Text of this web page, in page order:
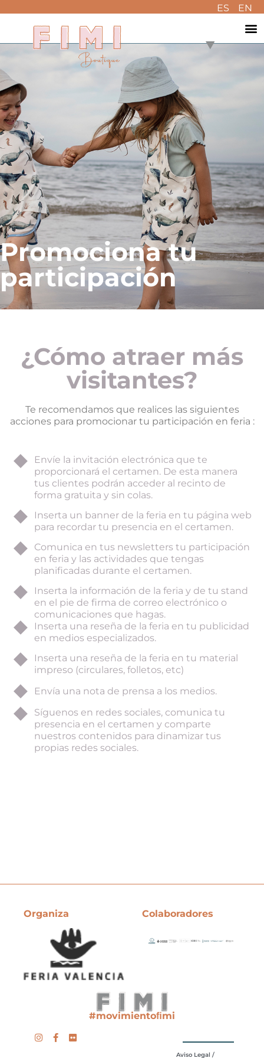
ES EN
Promociona tu
participación
¿Cómo atraer más
visitantes?
Te recomendamos que realices las siguientes
acciones para promocionar tu participación en feria :
Envíe la invitación electrónica que te
proporcionará el certamen. De esta manera
tus clientes podrán acceder al recinto de
forma gratuita y sin colas.
Inserta un banner de la feria en tu página web
para recordar tu presencia en el certamen.
Comunica en tus newsletters tu participación
en feria y las actividades que tengas
planificadas durante el certamen.
Inserta la información de la feria y de tu stand
en el pie de firma de correo electrónico o
comunicaciones que hagas.
Inserta una reseña de la feria en tu publicidad
en medios especializados.
Inserta una reseña de la feria en tu material
impreso (circulares, folletos, etc)
Envía una nota de prensa a los medios.
Síguenos en redes sociales, comunica tu
presencia en el certamen y comparte
nuestros contenidos para dinamizar tus
propias redes sociales.
Organiza Colaboradores
#movimientoﬁmi
Aviso Legal /